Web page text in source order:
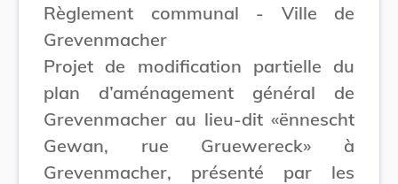
Règlement communal - Ville de
Grevenmacher
Projet de modification partielle du
plan d’aménagement général de
Grevenmacher au lieu-dit «ënnescht
Gewan, rue Gruewereck» à
Grevenmacher, présenté par les